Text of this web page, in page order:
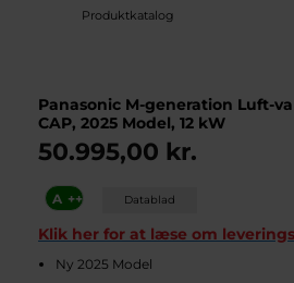
Produktkatalog
Panasonic M-generation Luft-
CAP, 2025 Model, 12 kW
50.995,00 kr.
A ++ Datablad
Klik her for at læse om
Ny 2025 Model